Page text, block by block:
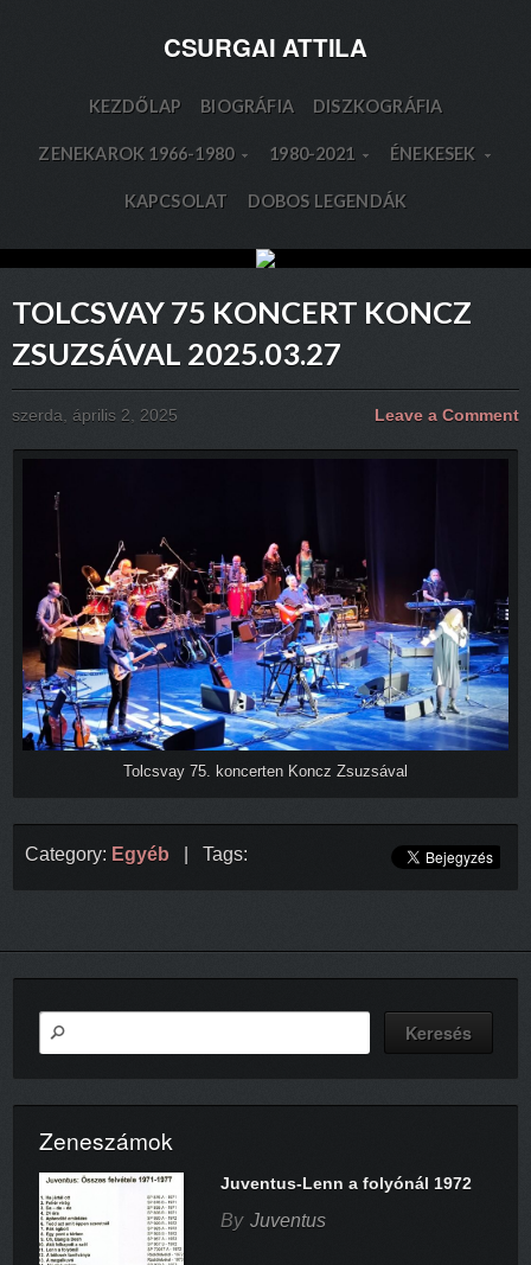
CSURGAI ATTILA
KEZDŐLAP BIOGRÁFIA DISZKOGRÁFIA
ZENEKAROK 1966-1980 1980-2021 ÉNEKESEK
KAPCSOLAT DOBOS LEGENDÁK
TOLCSVAY 75 KONCERT KONCZ
ZSUZSÁVAL 2025.03.27
szerda, április 2, 2025 Leave a Comment
Tolcsvay 75. koncerten Koncz Zsuzsával
Category: Egyéb | Tags:
Zeneszámok
Juventus-Lenn a folyónál 1972
By Juventus